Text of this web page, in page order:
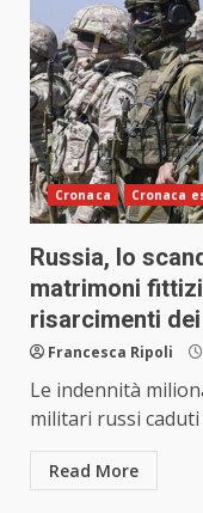
Cronaca Cronaca
Russia, lo
matrimoni
risarcimenti
Francesca Ripoli
Le indennità
militari russi
Read More